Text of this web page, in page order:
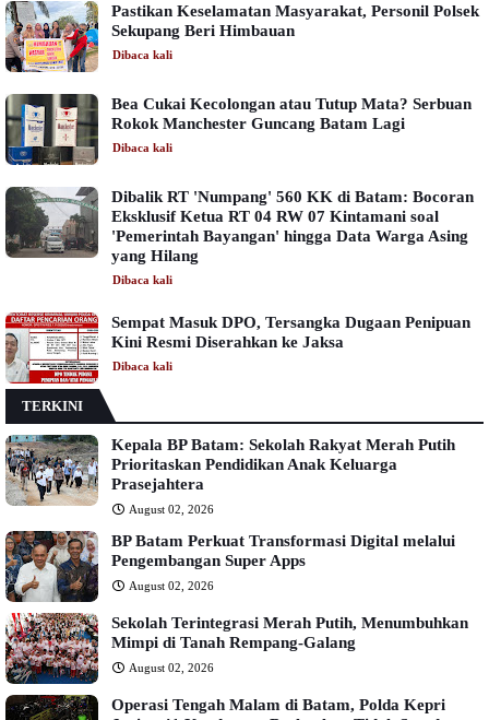
Pastikan Keselamatan Masyarakat, Personil Polsek
Sekupang Beri Himbauan
Dibaca kali
Bea Cukai Kecolongan atau Tutup Mata? Serbuan
Rokok Manchester Guncang Batam Lagi
Dibaca kali
Dibalik RT 'Numpang' 560 KK di Batam: Bocoran
Eksklusif Ketua RT 04 RW 07 Kintamani soal
'Pemerintah Bayangan' hingga Data Warga Asing
yang Hilang
Dibaca kali
Sempat Masuk DPO, Tersangka Dugaan Penipuan
Kini Resmi Diserahkan ke Jaksa
Dibaca kali
TERKINI
Kepala BP Batam: Sekolah Rakyat Merah Putih
Prioritaskan Pendidikan Anak Keluarga
Prasejahtera
August 02, 2026
BP Batam Perkuat Transformasi Digital melalui
Pengembangan Super Apps
August 02, 2026
Sekolah Terintegrasi Merah Putih, Menumbuhkan
Mimpi di Tanah Rempang-Galang
August 02, 2026
Operasi Tengah Malam di Batam, Polda Kepri